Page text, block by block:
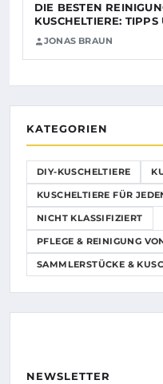
DIE BESTEN
KUSCHELTIERE:
JONAS BRAUN
KATEGORIEN
DIY-KUSCHELTIERE
KUSCHELTIERE FÜR
NICHT KLASSIFIZIERT
PFLEGE & REINIGUNG
SAMMLERSTÜCKE &
NEWSLETTER